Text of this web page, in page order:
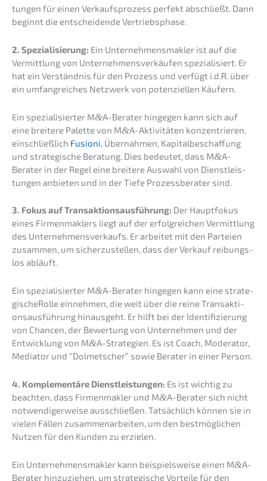
tun­gen für einen Verkaufs­pro­zess perfekt abschließt. Dann
beginnt die entschei­den­de Vertriebsphase.
2. Spezia­li­sie­rung: Ein Unter­neh­mens­mak­ler ist auf die
Vermitt­lung von Unter­neh­mens­ver­käu­fen spezia­li­siert. Er
hat ein Verständ­nis für den Prozess und verfügt i.d.R. über
ein umfang­rei­ches Netzwerk von poten­zi­el­len Käufern.
Ein spezia­li­sier­ter M&A-Berater hinge­gen kann sich auf
eine breite­re Palet­te von M&A-Aktivitäten konzen­trie­ren,
einschließ­lich Fusio­ni, Übernah­men, Kapital­be­schaf­fung
und strate­gi­sche Beratung. Dies bedeu­tet, dass M&A-
Berater in der Regel eine breite­re Auswahl von Dienst­leis­
tun­gen anbie­ten und in der Tiefe Prozess­be­ra­ter sind.
3. Fokus auf Trans­ak­ti­ons­aus­füh­rung: Der Haupt­fo­kus
eines Firmen­mak­lers liegt auf der erfolg­rei­chen Vermitt­lung
des Unter­neh­mens­ver­kaufs. Er arbei­tet mit den Partei­en
zusam­men, um sicher­zu­stel­len, dass der Verkauf reibungs­
los abläuft.
Ein spezia­li­sier­ter M&A-Berater hinge­gen kann eine strate­
gi­sche­Rol­le einneh­men, die weit über die reine Trans­ak­ti­
ons­aus­füh­rung hinaus­geht. Er hilft bei der Identi­fi­zie­rung
von Chancen, der Bewer­tung von Unter­neh­men und der
Entwick­lung von M&A-Strategien. Es ist Coach, Modera­tor,
Media­tor und “Dolmet­scher” sowie Berater in einer Person.
4. Komple­men­tä­re Dienst­leis­tun­gen: Es ist wichtig zu
beach­ten, dass Firmen­mak­ler und M&A-Berater sich nicht
notwen­di­ger­wei­se ausschlie­ßen. Tatsäch­lich können sie in
vielen Fällen zusam­men­ar­bei­ten, um den bestmög­li­chen
Nutzen für den Kunden zu erzielen.
Ein Unter­neh­mens­mak­ler kann beispiels­wei­se einen M&A-
Berater hinzu­zie­hen, um strate­gi­sche Vortei­le für den